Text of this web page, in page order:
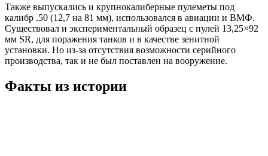
Также выпускались и крупнокалиберные пулеметы под
калибр .50 (12,7 на 81 мм), использовался в авиации и ВМФ.
Существовал и экспериментальный образец с пулей 13,25×92
мм SR, для поражения танков и в качестве зенитной
установки. Но из-за отсутствия возможности серийного
производства, так и не был поставлен на вооружение.
Факты из истории